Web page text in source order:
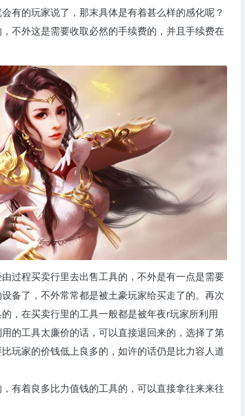
有的玩家说了，那末具体是有着甚么样的感化呢？
不外这是需要收取必然的手续费的，并且手续费在
过程买卖行里去出售工具的，不外是有一点是需要
备了，不外常常都是被土豪玩家给买走了的。再次
，在买卖行里的工具一般都是被年夜r玩家所利用
的工具太廉价的话，可以直接退回来的，选择了第
玩家的价钱低上良多的，如许的话仍是比力容人道
有着良多比力值钱的工具的，可以直接拿往来来往